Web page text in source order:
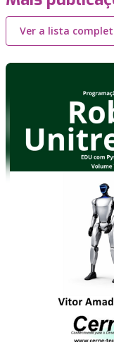
Ver a lista